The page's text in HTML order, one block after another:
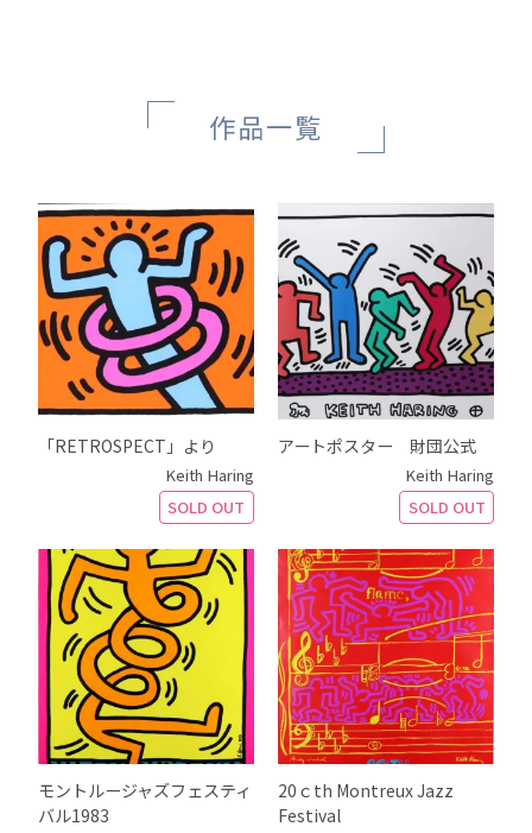
作品一覧
「RETROSPECT」より
Keith Haring
SOLD OUT
アートポスター 財団公式
Keith Haring
SOLD OUT
モントルージャズフェスティ
バル1983
20ｃth Montreux Jazz
Festival